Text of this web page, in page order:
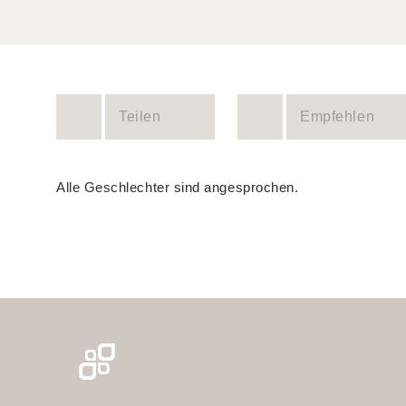
Teilen Empfehlen
Alle Geschlechter sind angesprochen.